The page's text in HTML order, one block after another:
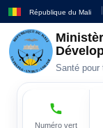
République du Mali
Santé pour
Numéro vert